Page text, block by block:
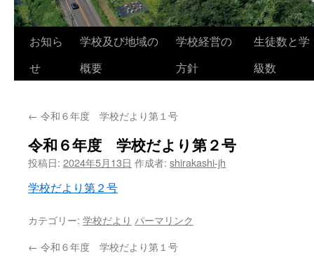
ン
ン
ツ
へ
キ
ッ
お知ら
せ
学校及び地域の
概要
学校経営の
方針
生徒数と学
級数
← 令和６年度 学校だより第１号
令和６年度 学校だより第２号
投稿日: 2024年5月13日 作成者: shirakashi-jh
学校だより第２号
カテゴリー: 学校だより パーマリンク
← 令和６年度 学校だより第１号